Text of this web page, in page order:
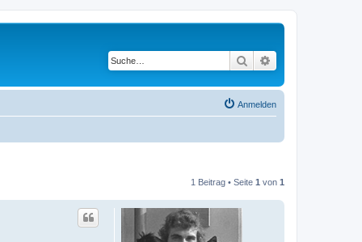
Suche
Anmelden
1 Beitrag • Seite 1 von 1